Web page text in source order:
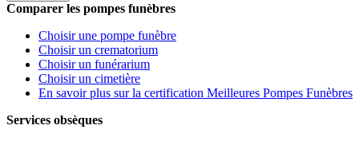
Comparer les pompes funèbres
Choisir une pompe funèbre
Choisir un crematorium
Choisir un funérarium
Choisir un cimetière
En savoir plus sur la certification Meilleures Pompes Funèbres
Services obsèques